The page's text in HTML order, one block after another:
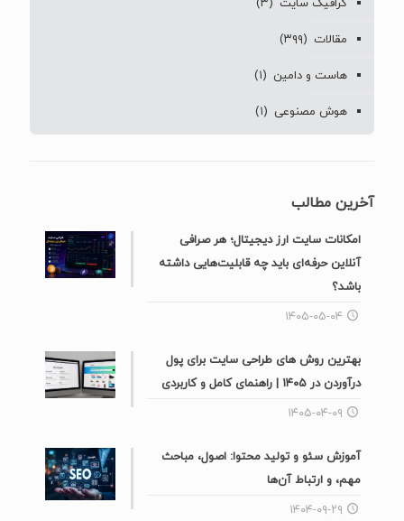
مقالات (۳۹۹)
هاست و دامین (۱)
هوش مصنوعی (۱)
آخرین مطالب
امکانات سایت ارز دیجیتال؛ هر صرافی
آنلاین حرفه‌ای باید چه قابلیت‌هایی داشته
باشد؟
۱۴۰۵-۰۵-۰۴
بهترین روش های طراحی سایت برای پول
درآوردن در ۱۴۰۵ | راهنمای کامل و کاربردی
۱۴۰۵-۰۴-۰۹
آموزش سئو و تولید محتوا: اصول، مباحث
مهم، و ارتباط آن‌ها
۱۴۰۴-۰۹-۲۹